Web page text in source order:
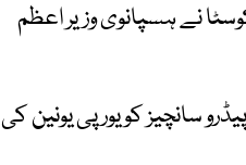
نے ہسپانوی وزیر اعظم
سانچیز کو یورپی یونین کی